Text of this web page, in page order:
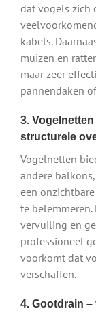
dat vogels zich
kabels.
muizen en
maar zeer
pannendaken
3.
structurele
Vogelnetten
andere
een
te
vervuiling en
professioneel
voorkomt dat
verschaffen.
4. Gootdrain